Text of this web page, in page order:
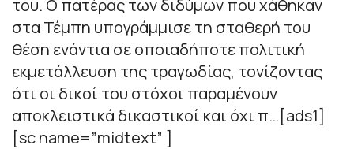
του. Ο πατέρας των διδύμων που χάθηκαν
στα Τέμπη υπογράμμισε τη σταθερή του
θέση ενάντια σε οποιαδήποτε πολιτική
εκμετάλλευση της τραγωδίας, τονίζοντας
ότι οι δικοί του στόχοι παραμένουν
αποκλειστικά δικαστικοί και όχι π…[ads1]
[sc name=”midtext” ]